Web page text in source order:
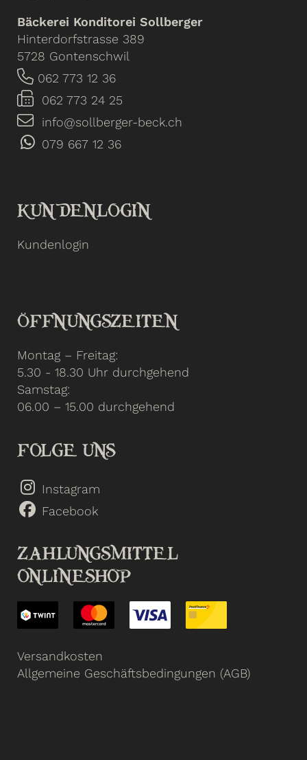
Bäckerei Konditorei Sollberger
Hinterdorfstrasse 389
5728 Gontenschwil
062 773 12 36
062 773 24 25
info@sollberger-beck.ch
079 667 12 36
KUNDENLOGIN
Kundenlogin
ÖFFNUNGSZEITEN
Montag – Freitag:
5.30 - 18.30 Uhr durchgehend
Samstag:
06.00 – 15.00 durchgehend
FOLGE UNS
Instagram
Facebook
ZAHLUNGSMITTEL
ONLINESHOP
Versandkosten
Allgemeine Geschäftsbedingungen (AGB)